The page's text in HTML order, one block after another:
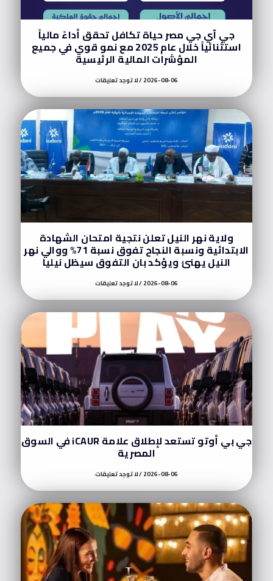
جي آي جي مصر حياة تكافل تحقق أداءً مالياً
استثنائياً خلال عام 2025 مع نمو قوي في جميع
المؤشرات المالية الرئيسية
2026-08-06 لا توجد تعليقات
ولاية نهر النيل تعلن نتجية امتحان الشهادة
الابتدائية ونسبة النجاح تفوق نسبة 71% ووالي نهر
النيل يهنئ ويؤكد بان التفوق سيظل نيليا
2026-08-06 لا توجد تعليقات
جي بي أوتو تستعد لإطلاق علامة iCAUR في السوق
المصرية
2026-08-06 لا توجد تعليقات